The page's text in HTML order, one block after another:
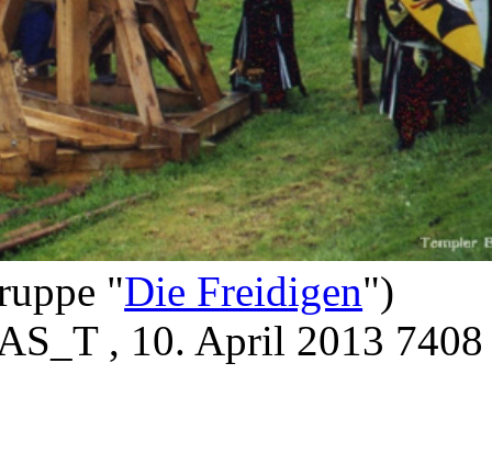
"Die Freidigen")
, 10. April 2013 7408